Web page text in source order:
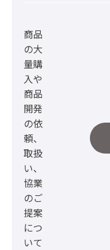
商品
の大
量購
入や
商品
開発
の依
頼、
取扱
い、
協業
のご
提案
につ
いて